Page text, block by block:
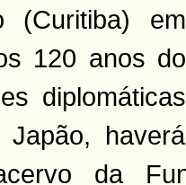
(Curitiba) em
120 anos do
diplomáticas
da